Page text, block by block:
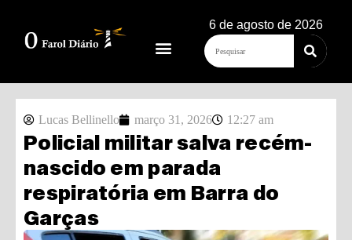
6 de agosto de 2026
Lucas Bellinello março 31, 2026 12:27 am
Policial militar salva recém-
nascido em parada
respiratória em Barra do
Garças